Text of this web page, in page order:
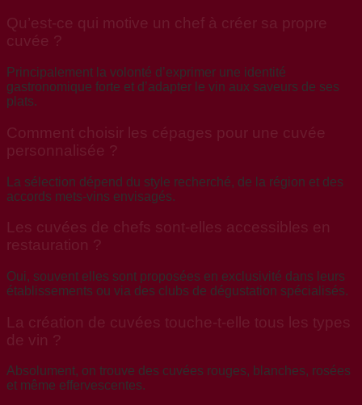
Qu’est-ce qui motive un chef à créer sa propre
cuvée ?
Principalement la volonté d’exprimer une identité
gastronomique forte et d’adapter le vin aux saveurs de ses
plats.
Comment choisir les cépages pour une cuvée
personnalisée ?
La sélection dépend du style recherché, de la région et des
accords mets-vins envisagés.
Les cuvées de chefs sont-elles accessibles en
restauration ?
Oui, souvent elles sont proposées en exclusivité dans leurs
établissements ou via des clubs de dégustation spécialisés.
La création de cuvées touche-t-elle tous les types
de vin ?
Absolument, on trouve des cuvées rouges, blanches, rosées
et même effervescentes.